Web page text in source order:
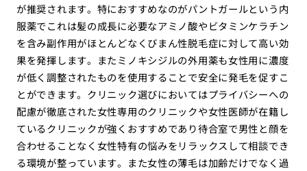
が推奨されます。特におすすめなのがパントガールという内
服薬でこれは髪の成長に必要なアミノ酸やビタミンケラチン
を含み副作用がほとんどなくびまん性脱毛症に対して高い効
果を発揮します。またミノキシジルの外用薬も女性用に濃度
が低く調整されたものを使用することで安全に発毛を促すこ
とができます。クリニック選びにおいてはプライバシーへの
配慮が徹底された女性専用のクリニックや女性医師が在籍し
ているクリニックが強くおすすめであり待合室で男性と顔を
合わせることなく女性特有の悩みをリラックスして相談でき
る環境が整っています。また女性の薄毛は加齢だけでなく過